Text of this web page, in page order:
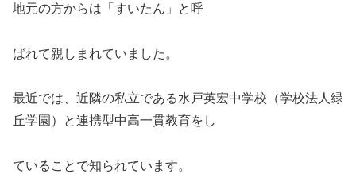
地元の方からは「すいたん」と呼
ばれて親しまれていました。
最近では、近隣の私立である水戸英宏中学校（学校法人緑
丘学園）と連携型中高一貫教育をし
ていることで知られています。